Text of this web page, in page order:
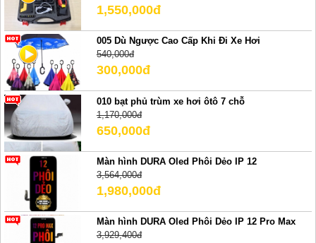
1,550,000đ
005 Dù Ngược Cao Cấp Khi Đi Xe Hơi
540,000đ
300,000đ
010 bạt phủ trùm xe hơi ôtô 7 chỗ
1,170,000đ
650,000đ
Màn hình DURA Oled Phôi Dẻo IP 12
3,564,000đ
1,980,000đ
Màn hình DURA Oled Phôi Dẻo IP 12 Pro Max
3,929,400đ